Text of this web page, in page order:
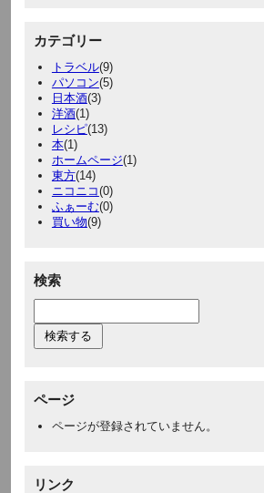
カテゴリー
トラベル(9)
パソコン(5)
日本酒(3)
洋酒(1)
レシピ(13)
本(1)
ホームページ(1)
東方(14)
ニコニコ(0)
ふぁーむ(0)
買い物(9)
検索
ページ
ページが登録されていません。
リンク